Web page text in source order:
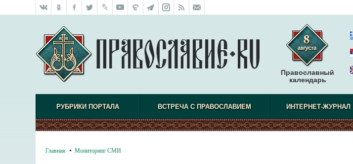
Православный
календарь
РУБРИКИ ПОРТАЛА ВСТРЕЧА С ПРАВОСЛАВИЕМ ИНТЕРНЕТ-ЖУРНАЛ
Главная Мониторинг СМИ